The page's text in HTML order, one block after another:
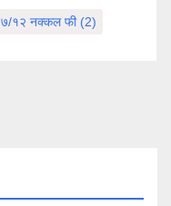
७/१२ नक्कल फी(2)